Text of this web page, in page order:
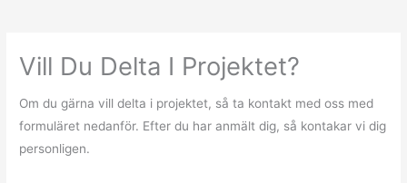
Vill Du Delta I Projektet?
Om du gärna vill delta i projektet, så ta kontakt med oss med
formuläret nedanför. Efter du har anmält dig, så kontakar vi dig
personligen.